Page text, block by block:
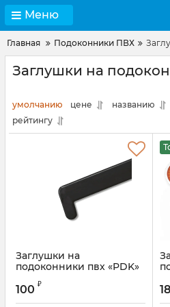
Меню
Главная Подоконники ПВХ
Заглушки на
умолчанию цене
названию
рейтингу
Заглушки на
подоконники пвх «PDK»
Артикул:
100 ₽